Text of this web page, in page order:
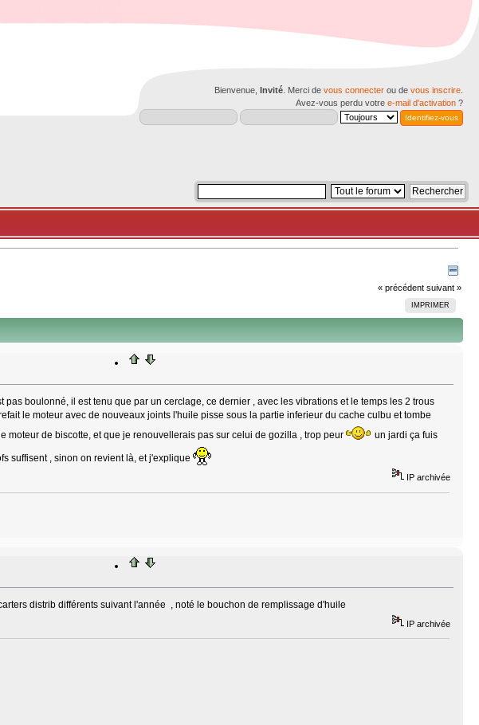
Bienvenue, Invité . Merci de vous connecter ou de vous inscrire
Avez-vous perdu votre e-mail d'activation ?
« précédent suivant »
IMPRIMER
boulonné, il est tenu que par un cerclage, ce dernier , avec les vibrations et le temps les 2 trous
le moteur avec de nouveaux joints l'huile pisse sous la partie inferieur du cache culbu et tombe
moteur de biscotte, et que je renouvellerais pas sur celui de gozilla , trop peur un jardi ça fuis
suffisent , sinon on revient là, et j'explique
IP archivée
distrib différents suivant l'année , noté le bouchon de remplissage d'huile
IP archivée